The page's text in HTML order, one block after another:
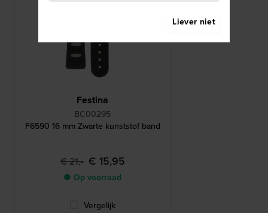
Festina
BC00295
F6590 16 mm Zwarte kunststof band
€ 21,- € 15,95
● Op voorraad
Vergelijk
Liever niet